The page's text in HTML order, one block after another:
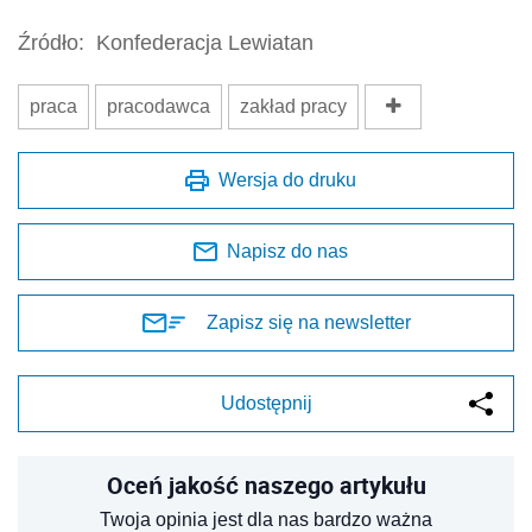
Źródło: Konfederacja Lewiatan
praca pracodawca zakład pracy
Wersja do druku
Napisz do nas
Zapisz się na newsletter
Udostępnij
Oceń jakość naszego artykułu
Twoja opinia jest dla nas bardzo ważna